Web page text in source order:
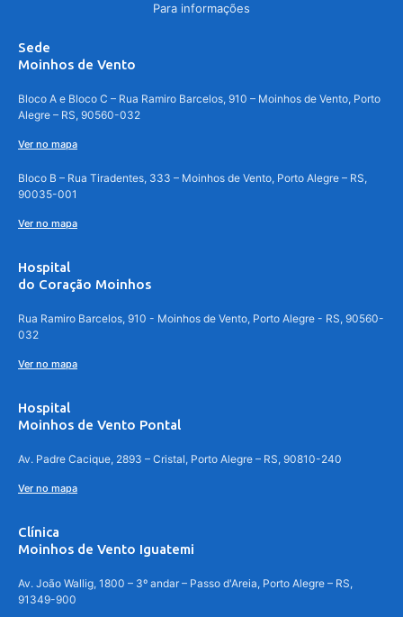
Para informações
Sede
Moinhos de Vento
Bloco A e Bloco C – Rua Ramiro Barcelos, 910 – Moinhos de Vento, Porto
Alegre – RS, 90560-032
Ver no mapa
Bloco B – Rua Tiradentes, 333 – Moinhos de Vento, Porto Alegre – RS,
90035-001
Ver no mapa
Hospital
do Coração Moinhos
Rua Ramiro Barcelos, 910 - Moinhos de Vento, Porto Alegre - RS, 90560-
032
Ver no mapa
Hospital
Moinhos de Vento Pontal
Av. Padre Cacique, 2893 – Cristal, Porto Alegre – RS, 90810-240
Ver no mapa
Clínica
Moinhos de Vento Iguatemi
Av. João Wallig, 1800 – 3º andar – Passo d'Areia, Porto Alegre – RS,
91349-900